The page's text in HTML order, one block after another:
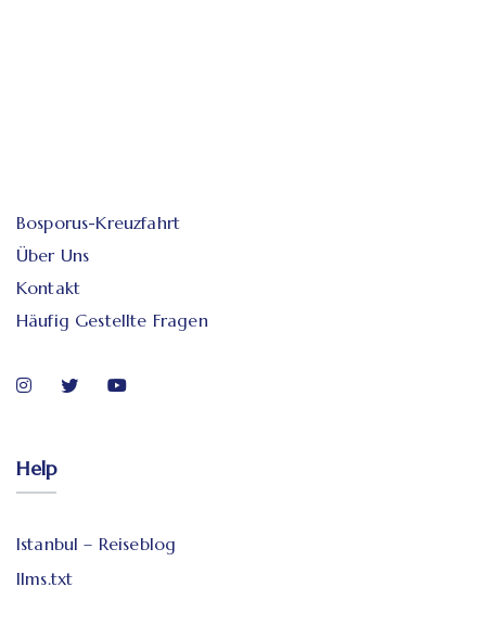
Bosporus-Kreuzfahrt
Über Uns
Kontakt
Häufig Gestellte Fragen
Help
Istanbul – Reiseblog
llms.txt